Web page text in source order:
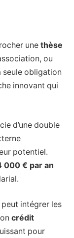
une thèse
ou
seule obligation
innovant qui
d’une double
potentiel.
000 € par an
peut intégrer les
crédit
pour